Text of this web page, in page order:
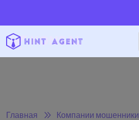
Главная Компании мошенники